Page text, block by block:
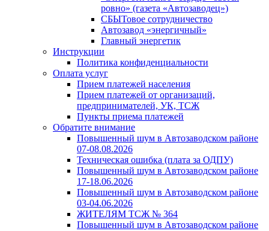
ровно» (газета «Автозаводец»)
СБЫТовое сотрудничество
Автозавод «энергичный»
Главный энергетик
Инструкции
Политика конфиденциальности
Оплата услуг
Прием платежей населения
Прием платежей от организаций,
предпринимателей, УК, ТСЖ
Пункты приема платежей
Обратите внимание
Повышенный шум в Автозаводском районе
07-08.08.2026
Техническая ошибка (плата за ОДПУ)
Повышенный шум в Автозаводском районе
17-18.06.2026
Повышенный шум в Автозаводском районе
03-04.06.2026
ЖИТЕЛЯМ ТСЖ № 364
Повышенный шум в Автозаводском районе